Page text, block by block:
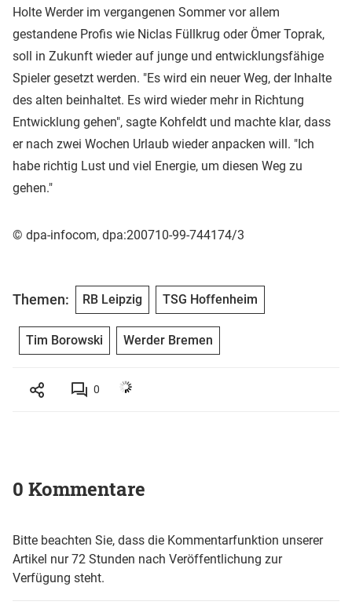
Holte Werder im vergangenen Sommer vor allem
gestandene Profis wie Niclas Füllkrug oder Ömer Toprak,
soll in Zukunft wieder auf junge und entwicklungsfähige
Spieler gesetzt werden. "Es wird ein neuer Weg, der Inhalte
des alten beinhaltet. Es wird wieder mehr in Richtung
Entwicklung gehen", sagte Kohfeldt und machte klar, dass
er nach zwei Wochen Urlaub wieder anpacken will. "Ich
habe richtig Lust und viel Energie, um diesen Weg zu
gehen."
© dpa-infocom, dpa:200710-99-744174/3
Themen: RB Leipzig TSG Hoffenheim
Tim Borowski Werder Bremen
0
0 Kommentare
Bitte beachten Sie, dass die Kommentarfunktion unserer
Artikel nur 72 Stunden nach Veröffentlichung zur
Verfügung steht.